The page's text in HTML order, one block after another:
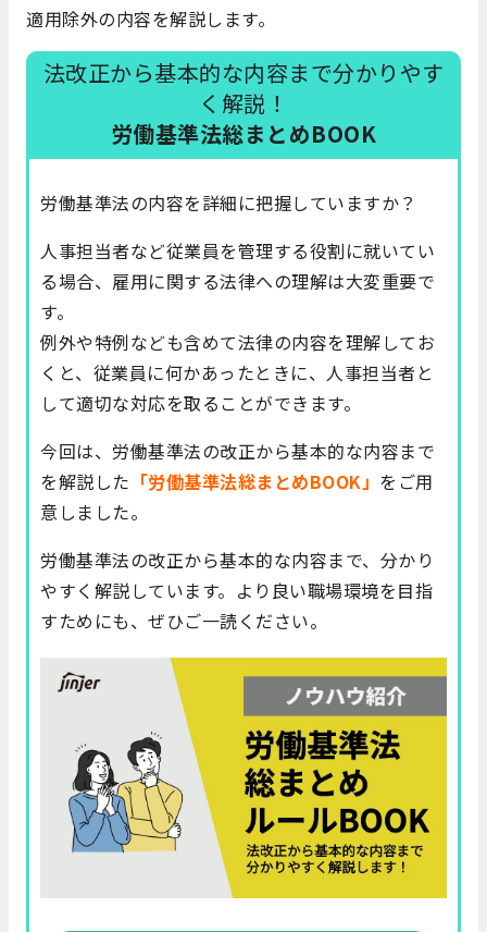
適用除外の内容を解説します。
法改正から基本的な内容まで分かりやす
く解説！
労働基準法総まとめBOOK
労働基準法の内容を詳細に把握していますか？
人事担当者など従業員を管理する役割に就いてい
る場合、雇用に関する法律への理解は大変重要で
す。
例外や特例なども含めて法律の内容を理解してお
くと、従業員に何かあったときに、人事担当者と
して適切な対応を取ることができます。
今回は、労働基準法の改正から基本的な内容まで
を解説した 「労働基準法総まとめBOOK」 をご用
意しました。
労働基準法の改正から基本的な内容まで、分かり
やすく解説しています。より良い職場環境を目指
すためにも、ぜひご一読ください。